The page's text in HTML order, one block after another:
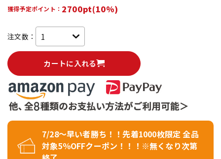
獲得予定ポイント： 2700pt(10%)
注文数：
カートに入れる
7/28～早い者勝ち！！先着1000枚限定 全品
対象5％OFFクーポン！！！※無くなり次第